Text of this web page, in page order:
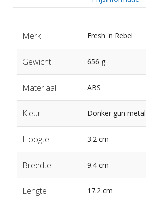
Merk Fresh 'n Rebel
Gewicht 656 g
Materiaal ABS
Kleur Donker gun metal
Hoogte 3.2 cm
Breedte 9.4 cm
Lengte 17.2 cm